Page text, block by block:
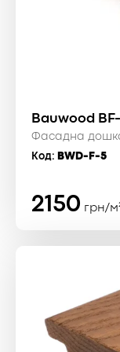
Bauwood
Фасадна
Код: BWD-F-5
2150 грн/